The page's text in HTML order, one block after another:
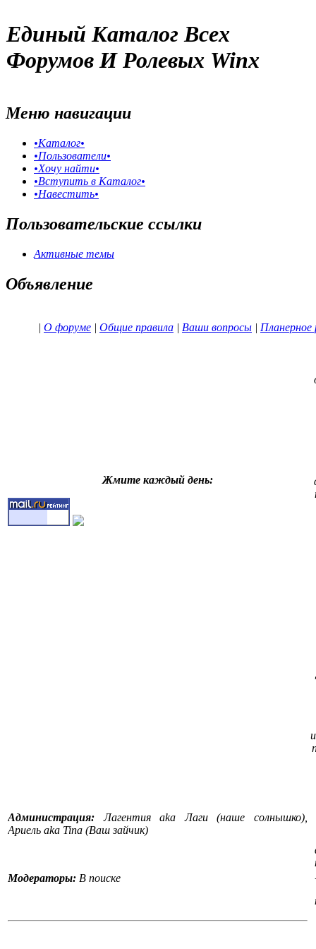
Единый Каталог Всех
Форумов И Ролевых Winx
Меню навигации
•Каталог•
•Пользователи•
•Хочу найти•
•Вступить в Каталог•
•Навестить•
Пользовательские ссылки
Активные темы
Объявление
| О форуме | Общие правила | Ваши вопросы | Планерное
Жмите каждый день:
Администрация:
Лагентия aka Лаги (наше солнышко),
Ариель aka Tina (Ваш зайчик)
Модераторы: В поиске